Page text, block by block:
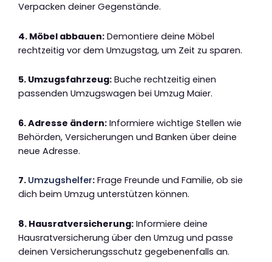
Verpacken deiner Gegenstände.
4. Möbel abbauen: Demontiere deine Möbel
rechtzeitig vor dem Umzugstag, um Zeit zu sparen.
5. Umzugsfahrzeug: Buche rechtzeitig einen
passenden Umzugswagen bei Umzug Maier.
6. Adresse ändern: Informiere wichtige Stellen wie
Behörden, Versicherungen und Banken über deine
neue Adresse.
7. Umzugshelfer: Frage Freunde und Familie, ob sie
dich beim Umzug unterstützen können.
8. Hausratversicherung: Informiere deine
Hausratversicherung über den Umzug und passe
deinen Versicherungsschutz gegebenenfalls an.